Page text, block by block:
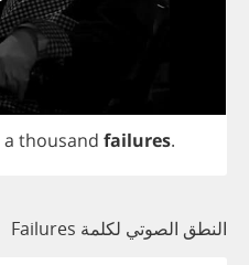
a thousand failures.
النطق الصوتي لكلمة Failures